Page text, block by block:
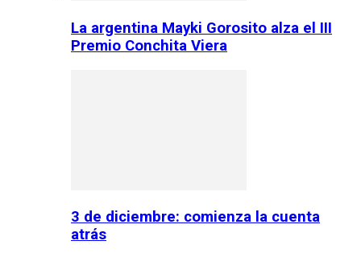
La argentina Mayki Gorosito alza el III
Premio Conchita Viera
3 de diciembre: comienza la cuenta
atrás